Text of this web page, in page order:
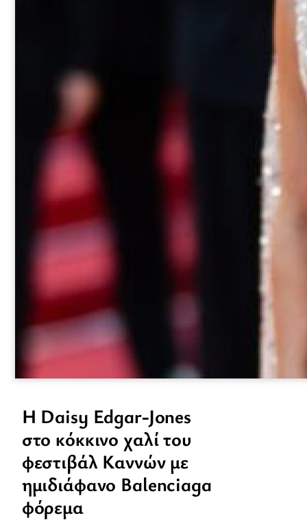
H Daisy Edgar-Jones
στο κόκκινο χαλί του
φεστιβάλ Καννών με
ημιδιάφανο Balenciaga
φόρεμα